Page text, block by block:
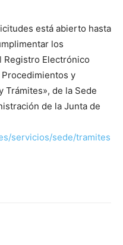
está abierto hasta
los
Registro Electrónico
y
Trámites», de la Sede
de la Junta de
servicios/sede/tramites